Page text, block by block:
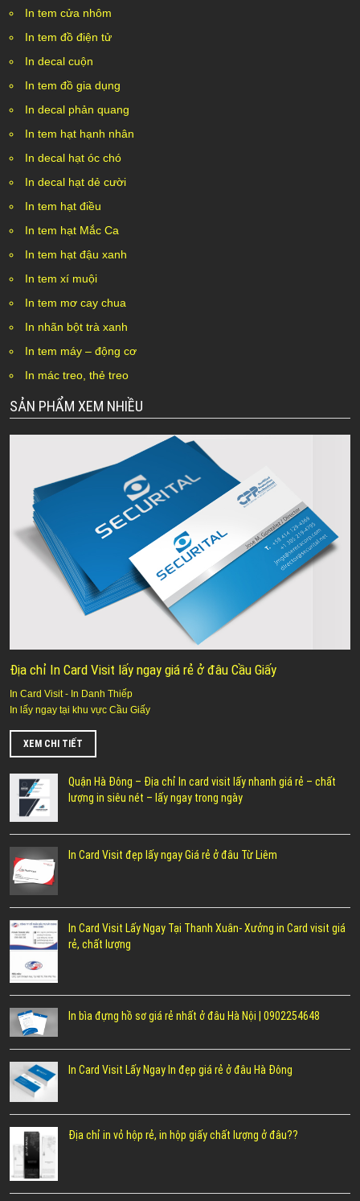
In tem cửa nhôm
In tem đồ điện tử
In decal cuộn
In tem đồ gia dụng
In decal phản quang
In tem hạt hạnh nhân
In decal hạt óc chó
In decal hạt dẻ cười
In tem hạt điều
In tem hạt Mắc Ca
In tem hạt đậu xanh
In tem xí muội
In tem mơ cay chua
In nhãn bột trà xanh
In tem máy – động cơ
In mác treo, thẻ treo
SẢN PHẨM XEM NHIỀU
Địa chỉ In Card Visit lấy ngay giá rẻ ở đâu Cầu Giấy
In Card Visit - In Danh Thiếp
In lấy ngay tại khu vực Cầu Giấy
XEM CHI TIẾT
Quận Hà Đông – Địa chỉ In card visit lấy nhanh giá rẻ – chất
lượng in siêu nét – lấy ngay trong ngày
In Card Visit đẹp lấy ngay Giá rẻ ở đâu Từ Liêm
In Card Visit Lấy Ngay Tại Thanh Xuân- Xưởng in Card visit giá
rẻ, chất lượng
In bìa đựng hồ sơ giá rẻ nhất ở đâu Hà Nội | 0902254648
In Card Visit Lấy Ngay In đẹp giá rẻ ở đâu Hà Đông
Địa chỉ in vỏ hộp rẻ, in hộp giấy chất lượng ở đâu??